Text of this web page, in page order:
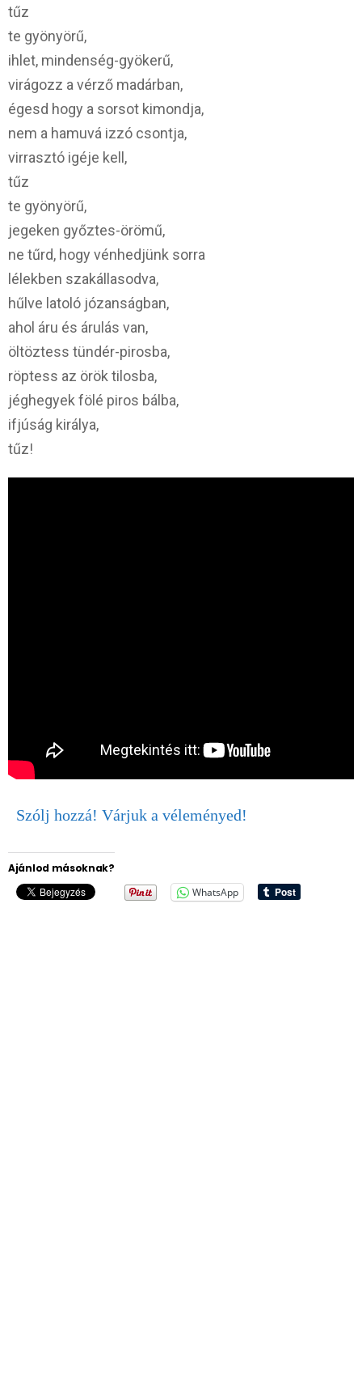
tűz
te gyönyörű,
ihlet, mindenség-gyökerű,
virágozz a vérző madárban,
égesd hogy a sorsot kimondja,
nem a hamuvá izzó csontja,
virrasztó igéje kell,
tűz
te gyönyörű,
jegeken győztes-örömű,
ne tűrd, hogy vénhedjünk sorra
lélekben szakállasodva,
hűlve latoló józanságban,
ahol áru és árulás van,
öltöztess tündér-pirosba,
röptess az örök tilosba,
jéghegyek fölé piros bálba,
ifjúság királya,
tűz!
Szólj hozzá! Várjuk a véleményed!
Ajánlod másoknak?
WhatsApp